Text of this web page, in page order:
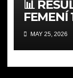
📊
FEMENÍ
MAY 25, 2026